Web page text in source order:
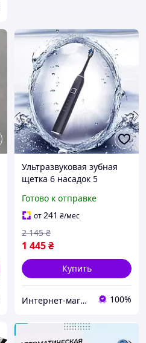
Ультразвуковая зубная
щетка 6 насадок 5
щетка портативная
электрощетка для зубов
Готово к отправке
от241 ₴/мес
1 445₴
2 145 ₴
Купить
Интернет-магазин ELITE STORE 100%